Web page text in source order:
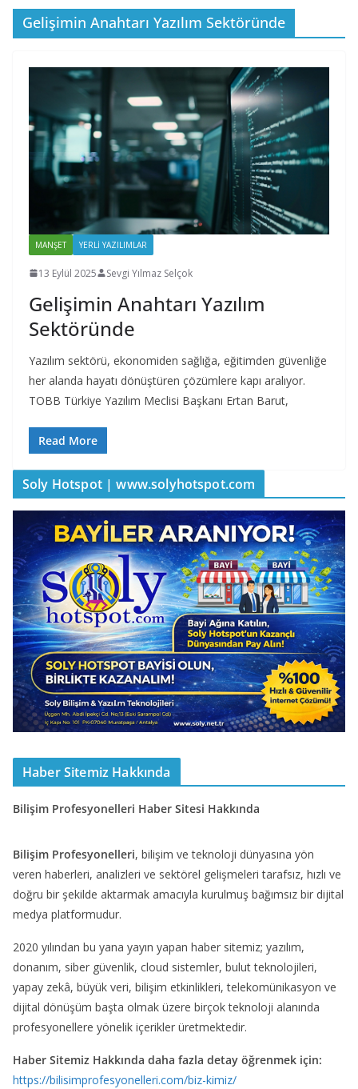
Gelişimin Anahtarı Yazılım Sektöründe
MANŞET YERLI YAZILIMLAR
13 Eylül 2025 Sevgi Yılmaz Selçok
Gelişimin Anahtarı Yazılım
Sektöründe
Yazılım sektörü, ekonomiden sağlığa, eğitimden güvenliğe
her alanda hayatı dönüştüren çözümlere kapı aralıyor.
TOBB Türkiye Yazılım Meclisi Başkanı Ertan Barut,
Read More
Soly Hotspot | www.solyhotspot.com
Haber Sitemiz Hakkında
Bilişim Profesyonelleri Haber Sitesi Hakkında
Bilişim Profesyonelleri, bilişim ve teknoloji dünyasına yön
veren haberleri, analizleri ve sektörel gelişmeleri tarafsız, hızlı ve
doğru bir şekilde aktarmak amacıyla kurulmuş bağımsız bir dijital
medya platformudur.
2020 yılından bu yana yayın yapan haber sitemiz; yazılım,
donanım, siber güvenlik, cloud sistemler, bulut teknolojileri,
yapay zekâ, büyük veri, bilişim etkinlikleri, telekomünikasyon ve
dijital dönüşüm başta olmak üzere birçok teknoloji alanında
profesyonellere yönelik içerikler üretmektedir.
Haber Sitemiz Hakkında daha fazla detay öğrenmek için:
https://bilisimprofesyonelleri.com/biz-kimiz/